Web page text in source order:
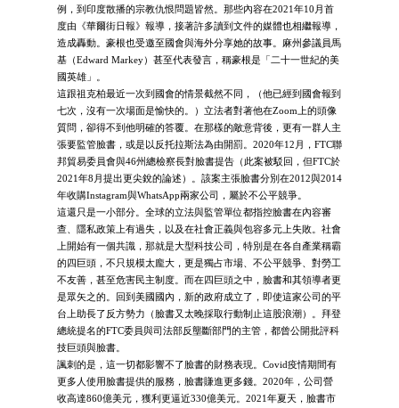
例，到印度散播的宗教仇恨問題皆然。那些內容在2021年10月首
度由《華爾街日報》報導，接著許多讀到文件的媒體也相繼報導，
造成轟動。豪根也受邀至國會與海外分享她的故事。麻州參議員馬
基（Edward Markey）甚至代表發言，稱豪根是「二十一世紀的美
國英雄」。
這跟祖克柏最近一次到國會的情景截然不同，（他已經到國會報到
七次，沒有一次場面是愉快的。）立法者對著他在Zoom上的頭像
質問，卻得不到他明確的答覆。在那樣的敵意背後，更有一群人主
張要監管臉書，或是以反托拉斯法為由開罰。2020年12月，FTC聯
邦貿易委員會與46州總檢察長對臉書提告（此案被駁回，但FTC於
2021年8月提出更尖銳的論述）。該案主張臉書分別在2012與2014
年收購Instagram與WhatsApp兩家公司，屬於不公平競爭。
這還只是一小部分。全球的立法與監管單位都指控臉書在內容審
查、隱私政策上有過失，以及在社會正義與包容多元上失敗。社會
上開始有一個共識，那就是大型科技公司，特別是在各自產業稱霸
的四巨頭，不只規模太龐大，更是獨占市場、不公平競爭、對勞工
不友善，甚至危害民主制度。而在四巨頭之中，臉書和其領導者更
是眾矢之的。回到美國國內，新的政府成立了，即使這家公司的平
台上助長了反方勢力（臉書又太晚採取行動制止這股浪潮）。拜登
總統提名的FTC委員與司法部反壟斷部門的主管，都曾公開批評科
技巨頭與臉書。
諷刺的是，這一切都影響不了臉書的財務表現。Covid疫情期間有
更多人使用臉書提供的服務，臉書賺進更多錢。2020年，公司營
收高達860億美元，獲利更逼近330億美元。2021年夏天，臉書市